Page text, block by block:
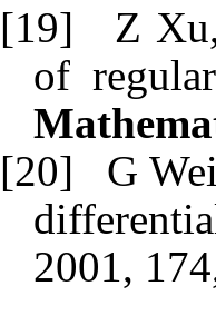
[19]
Z
of
[20]
G
2001,